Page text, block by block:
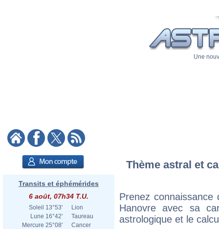
Une
Transits et éphémérides
6 août, 07h34 T.U.
Soleil 13°53'
Lion
Lune 16°42'
Taureau
Mercure 25°08'
Cancer
Thème astral et
Prenez
Hanovre avec sa
astrologique et le